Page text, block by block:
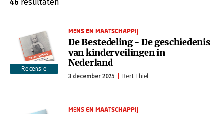
46 resultaten
Recensie
MENS EN MAATSCHAPPIJ
De Bestedeling - De geschiedenis
van kinderveilingen in
Nederland
3 december 2025 Bert Thiel
MENS EN MAATSCHAPPIJ